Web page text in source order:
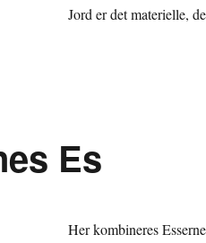
Jord er det materielle,
Es
Her kombineres